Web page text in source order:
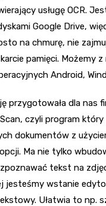
usługę OCR.
Google Drive,
na chmurę, nie
pamięci. Możemy
Android,
przygotowała dla nas
czyli program
dokumentów z
Ma nie tylko
tekst na
jesteśmy wstanie
Ułatwia to np.